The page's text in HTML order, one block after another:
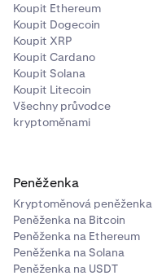
Koupit Ethereum
Koupit Dogecoin
Koupit XRP
Koupit Cardano
Koupit Solana
Koupit Litecoin
Všechny průvodce
kryptoměnami
Peněženka
Kryptoměnová peněženka
Peněženka na Bitcoin
Peněženka na Ethereum
Peněženka na Solana
Peněženka na USDT